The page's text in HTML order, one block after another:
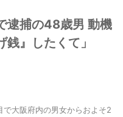
逮捕の48歳男 動機
』したくて」
大阪府内の男女からおよそ2